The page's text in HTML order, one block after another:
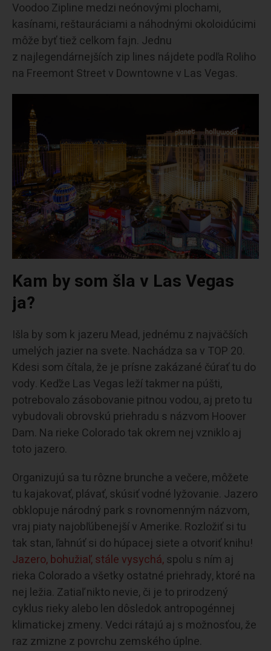
Voodoo Zipline medzi neónovými plochami,
kasínami, reštauráciami a náhodnými okoloidúcimi
môže byť tiež celkom fajn. Jednu
z najlegendárnejších zip lines nájdete podľa Roliho
na Freemont Street v Downtowne v Las Vegas.
Kam by som šla v Las Vegas
ja?
Išla by som k jazeru Mead, jednému z najväčších
umelých jazier na svete. Nachádza sa v TOP 20.
Kdesi som čítala, že je prísne zakázané čúrať tu do
vody. Keďže Las Vegas leží takmer na púšti,
potrebovalo zásobovanie pitnou vodou, aj preto tu
vybudovali obrovskú priehradu s názvom Hoover
Dam. Na rieke Colorado tak okrem nej vzniklo aj
toto jazero.
Organizujú sa tu rôzne brunche a večere, môžete
tu kajakovať, plávať, skúsiť vodné lyžovanie. Jazero
obklopuje národný park s rovnomenným názvom,
vraj piaty najobľúbenejší v Amerike. Rozložiť si tu
tak stan, ľahnúť si do húpacej siete a otvoriť knihu!
Jazero, bohužiaľ, stále vysychá,spolu s ním aj
rieka Colorado a všetky ostatné priehrady, ktoré na
nej ležia. Zatiaľ nikto nevie, či je to prirodzený
cyklus rieky alebo len dôsledok antropogénnej
klimatickej zmeny. Vedci rátajú aj s možnosťou, že
raz zmizne z povrchu zemského úplne.